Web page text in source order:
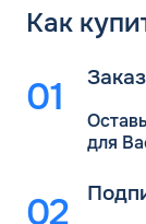
Как
для